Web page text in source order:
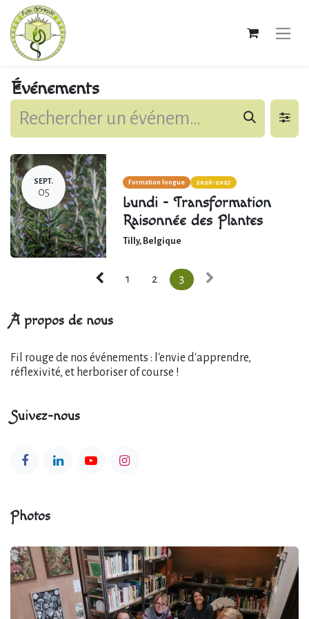
Événements
SEPT.
05
Formation longue 2026-2027
Lundi - Transformation
Raisonnée des Plantes
Tilly, Belgique
1 2 3
À propos de nous
Fil rouge de nos événements : l'envie d'apprendre,
réflexivité, et herboriser of course !
Suivez-nous
Photos